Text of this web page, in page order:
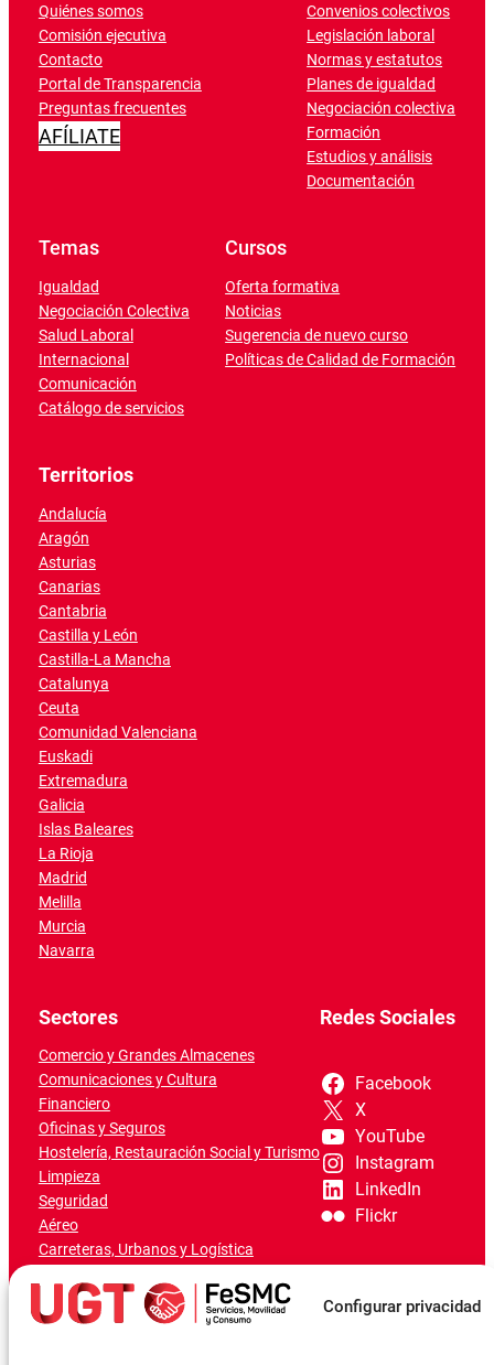
Configurar privacidad
Quiénes somos
Comisión ejecutiva
Contacto
Portal de Transparencia
Preguntas frecuentes
AFÍLIATE
Convenios colectivos
Legislación laboral
Normas y estatutos
Planes de igualdad
Negociación colectiva
Formación
Estudios y análisis
Documentación
Temas
Igualdad
Negociación Colectiva
Salud Laboral
Internacional
Comunicación
Catálogo de servicios
Cursos
Oferta formativa
Noticias
Sugerencia de nuevo curso
Políticas de Calidad de Formación
Territorios
Andalucía
Aragón
Asturias
Canarias
Cantabria
Castilla y León
Castilla-La Mancha
Catalunya
Ceuta
Comunidad Valenciana
Euskadi
Extremadura
Galicia
Islas Baleares
La Rioja
Madrid
Melilla
Murcia
Navarra
Sectores
Comercio y Grandes Almacenes
Comunicaciones y Cultura
Financiero
Oficinas y Seguros
Hostelería, Restauración Social y Turismo
Limpieza
Seguridad
Aéreo
Carreteras, Urbanos y Logística
Marítimo-Portuario
Redes Sociales
Facebook
X
YouTube
Instagram
LinkedIn
Flickr